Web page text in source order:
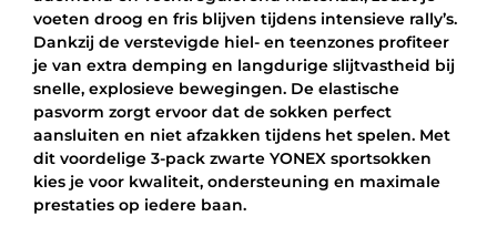
WIT
aantal
voeten droog en fris blijven tijdens intensieve rally’s.
Dankzij de verstevigde hiel- en teenzones profiteer
je van extra demping en langdurige slijtvastheid bij
snelle, explosieve bewegingen. De elastische
pasvorm zorgt ervoor dat de sokken perfect
aansluiten en niet afzakken tijdens het spelen. Met
dit voordelige 3-pack zwarte YONEX sportsokken
kies je voor kwaliteit, ondersteuning en maximale
prestaties op iedere baan.